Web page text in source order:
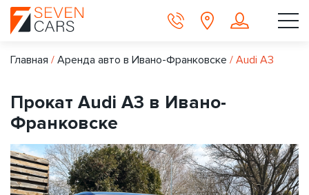
Главная / Аренда авто в Ивано-Франковске / Audi A3
Прокат Audi A3 в Ивано-
Франковске